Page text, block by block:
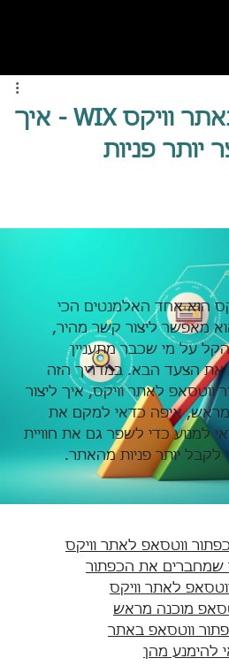
כפתור ווטסאפ באתר וויקס WIX - איך
יותר פניות
הוא אחד האלמנטים הכי
מאפשר ליצור קשר מהיר,
על מי שכבר מתעניין
את הצעד הבא. במדריך הזה
ווטסאפ לאתר וויקס, איך ליצור
מראש, איפה כדאי למקם את
למנוע כדי לשפר גם את חוויית
יותר פניות מהאתר.
ווטסאפ לאתר וויקס
שמחברים את הכפתור
לאתר וויקס
מוכנה מראש
ווטסאפ באתר
להימנע מהן